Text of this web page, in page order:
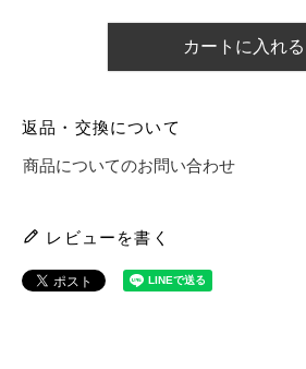
カートに入れる
返品・交換について
商品についてのお問い合わせ
レビューを書く